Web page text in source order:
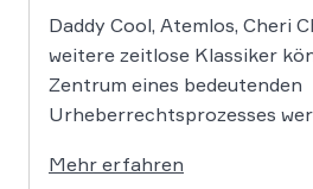
Daddy Cool, Atemlos, Cheri
weitere zeitlose Klassiker
Zentrum eines bedeutenden
Urheberrechtsprozesses
die Rechte ihrer Mitglieder
Mehr erfahren